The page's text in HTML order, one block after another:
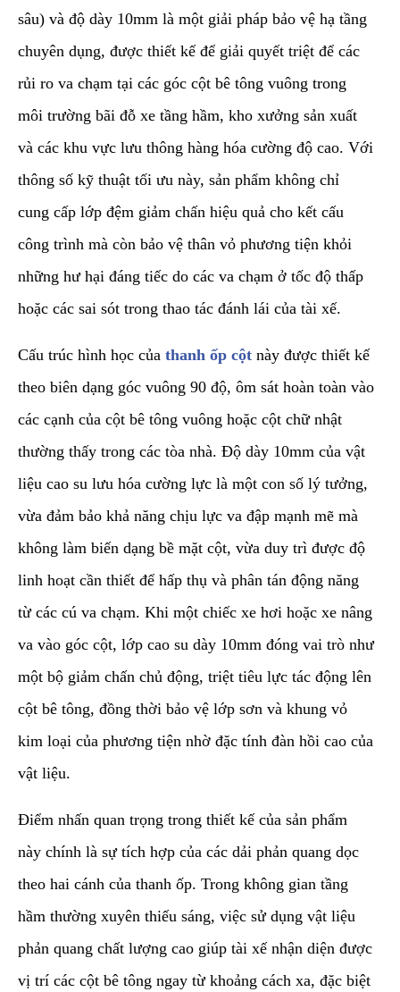
sâu) và độ dày 10mm là một giải pháp bảo vệ hạ tầng
chuyên dụng, được thiết kế để giải quyết triệt để các
rủi ro va chạm tại các góc cột bê tông vuông trong
môi trường bãi đỗ xe tầng hầm, kho xưởng sản xuất
và các khu vực lưu thông hàng hóa cường độ cao. Với
thông số kỹ thuật tối ưu này, sản phẩm không chỉ
cung cấp lớp đệm giảm chấn hiệu quả cho kết cấu
công trình mà còn bảo vệ thân vỏ phương tiện khỏi
những hư hại đáng tiếc do các va chạm ở tốc độ thấp
hoặc các sai sót trong thao tác đánh lái của tài xế.
​Cấu trúc hình học của thanh ốp cột này được thiết kế
theo biên dạng góc vuông 90 độ, ôm sát hoàn toàn vào
các cạnh của cột bê tông vuông hoặc cột chữ nhật
thường thấy trong các tòa nhà. Độ dày 10mm của vật
liệu cao su lưu hóa cường lực là một con số lý tưởng,
vừa đảm bảo khả năng chịu lực va đập mạnh mẽ mà
không làm biến dạng bề mặt cột, vừa duy trì được độ
linh hoạt cần thiết để hấp thụ và phân tán động năng
từ các cú va chạm. Khi một chiếc xe hơi hoặc xe nâng
va vào góc cột, lớp cao su dày 10mm đóng vai trò như
một bộ giảm chấn chủ động, triệt tiêu lực tác động lên
cột bê tông, đồng thời bảo vệ lớp sơn và khung vỏ
kim loại của phương tiện nhờ đặc tính đàn hồi cao của
vật liệu.
​Điểm nhấn quan trọng trong thiết kế của sản phẩm
này chính là sự tích hợp của các dải phản quang dọc
theo hai cánh của thanh ốp. Trong không gian tầng
hầm thường xuyên thiếu sáng, việc sử dụng vật liệu
phản quang chất lượng cao giúp tài xế nhận diện được
vị trí các cột bê tông ngay từ khoảng cách xa, đặc biệt